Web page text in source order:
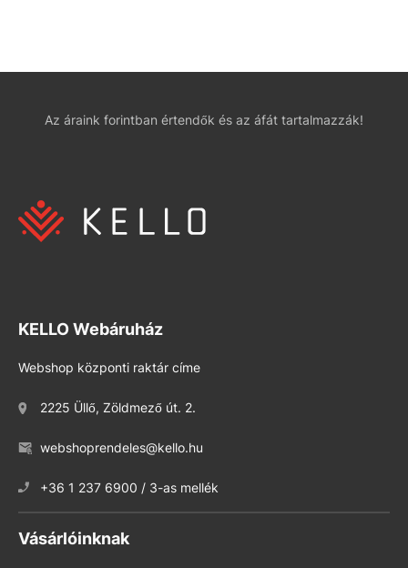
Az áraink forintban értendők és az áfát tartalmazzák!
KELLO Webáruház
Webshop központi raktár címe
2225 Üllő, Zöldmező út. 2.
webshoprendeles@kello.hu
+36 1 237 6900 / 3-as mellék
Vásárlóinknak